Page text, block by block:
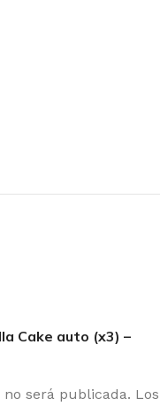
Cake auto (x3) –
será publicada. Los